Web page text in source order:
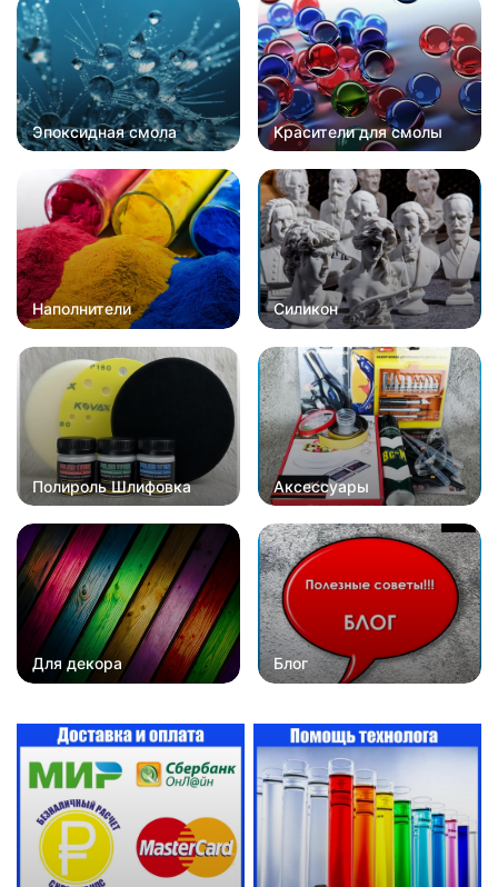
Эпоксидная смола Красители для смолы
Наполнители Силикон
Полироль Шлифовка Аксессуары
Для декора Блог